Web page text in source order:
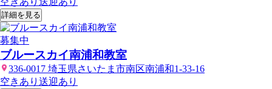
詳細を見る
募集中
ブルースカイ南浦和教室
336-0017 埼玉県さいたま市南区南浦和1-33-16
空きあり 送迎あり